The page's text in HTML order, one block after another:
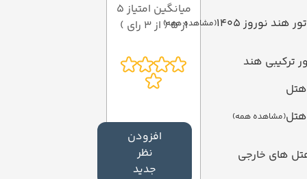
تور هند نوروز 1405 (مشاهده همه)
ترکیبی هند
هتل
هتل(مشاهده همه)
های خارجی
میانگین امتیاز 5
از 5 ( از 3 رای )
افزودن
نظر
جدید